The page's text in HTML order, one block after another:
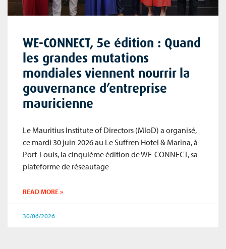
WE-CONNECT, 5e édition : Quand
les grandes mutations
mondiales viennent nourrir la
gouvernance d’entreprise
mauricienne
Le Mauritius Institute of Directors (MIoD) a organisé,
ce mardi 30 juin 2026 au Le Suffren Hotel & Marina, à
Port-Louis, la cinquième édition de WE-CONNECT, sa
plateforme de réseautage
READ MORE »
30/06/2026